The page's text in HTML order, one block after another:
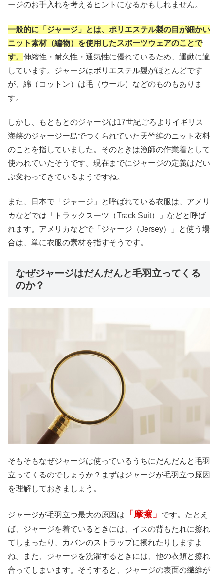
ージのお手入れを考えるヒントになるかもしれません。
一般的に「ジャージ」とは、ポリエステル製の目が細かい
ニット素材（編物）を使用したスポーツウェアのことで
す。 伸縮性・耐久性・通気性に優れているため、運動に適
しています。ジャージはポリエステル製がほとんどです
が、綿（コットン）は毛（ウール）などのものもありま
す。
しかし、もともとのジャージは17世紀ごろよりイギリス
海峡のジャージー島でつくられていた天竺編のニット衣料
のことを指していました。そのときは漁師の作業着として
使われていたそうです。現在までにジャージの定義はだい
ぶ変わってきているようですね。
また、日本で「ジャージ」と呼ばれている衣服は、アメリ
カなどでは「トラックスーツ（Track Suit）」などと呼ば
れます。アメリカなどで「ジャージ（Jersey）」と使う場
合は、単に衣服の素材を指すそうです。
なぜジャージはだんだんと毛羽立ってくる
のか？
そもそもなぜジャージは使っているうちにだんだんと毛羽
立ってくるのでしょうか？まずはジャージが毛羽立つ原因
を理解しておきましょう。
ジャージが毛羽立つ最大の原因は 「摩擦」
です。たとえ
ば、ジャージを着ているときには、イスの背もたれに擦れ
てしまったり、カバンのストラップに擦れたりしますよ
ね。また、ジャージを洗濯するときには、他の衣類と擦れ
合ってしまいます。そうすると、ジャージの表面の繊維が